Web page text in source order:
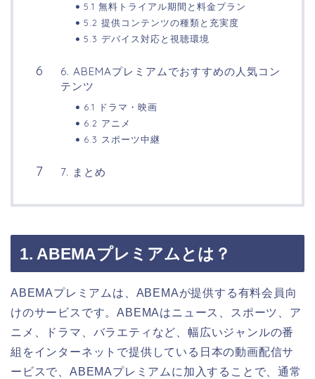
5.1 無料トライアル期間と料金プラン
5.2 提供コンテンツの種類と充実度
5.3 デバイス対応と視聴環境
6. ABEMAプレミアムでおすすめの人気コン
テンツ
6.1 ドラマ・映画
6.2 アニメ
6.3 スポーツ中継
7. まとめ
1. ABEMAプレミアムとは？
ABEMAプレミアムは、ABEMAが提供する有料会員向
けのサービスです。ABEMAはニュース、スポーツ、ア
ニメ、ドラマ、バラエティなど、幅広いジャンルの番
組をインターネットで提供している日本の動画配信サ
ービスで、ABEMAプレミアムに加入することで、通常